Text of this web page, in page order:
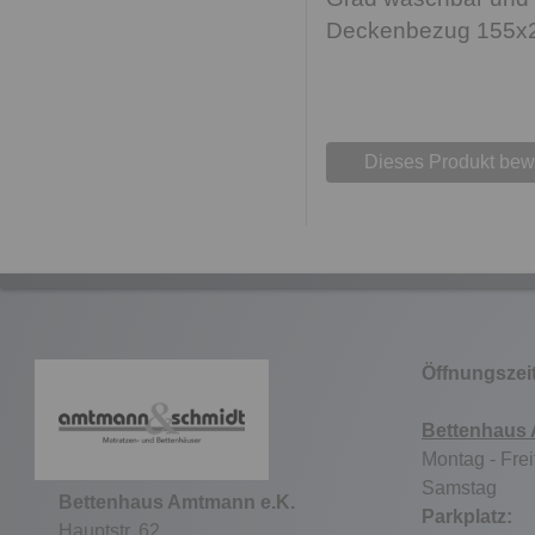
Deckenbezug
Dieses Produkt
Bettenhaus Amtmann e.K.
Hauptstr. 62
Bettenhaus
Montag -
Samstag